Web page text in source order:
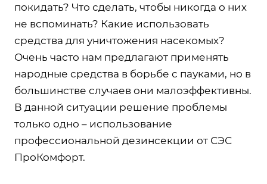
покидать? Что сделать, чтобы никогда о них
не вспоминать? Какие использовать
средства для уничтожения насекомых?
Очень часто нам предлагают применять
народные средства в борьбе с пауками, но в
большинстве случаев они малоэффективны.
В данной ситуации решение проблемы
только одно – использование
профессиональной дезинсекции от СЭС
ПроКомфорт.